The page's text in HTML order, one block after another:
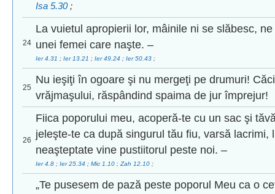
Isa 5.30 ;
24
La vuietul apropierii lor, mâinile ni se slăbesc,
unei femei care naşte. –
Ier 4.31 ; Ier 13.21 ; Ier 49.24 ; Ier 50.43 ;
25
Nu ieşiţi în ogoare şi nu mergeţi pe drumuri!
vrăjmaşului, răspândind spaima de jur împrejur!
26
Fiica poporului meu, acoperă-te cu un sac şi
jeleşte-te ca după singurul tău fiu, varsă lacrimi,
neaşteptate vine pustiitorul peste noi. –
Ier 4.8 ; Ier 25.34 ; Mic 1.10 ; Zah 12.10 ;
„Te pusesem de pază peste poporul Meu ca o